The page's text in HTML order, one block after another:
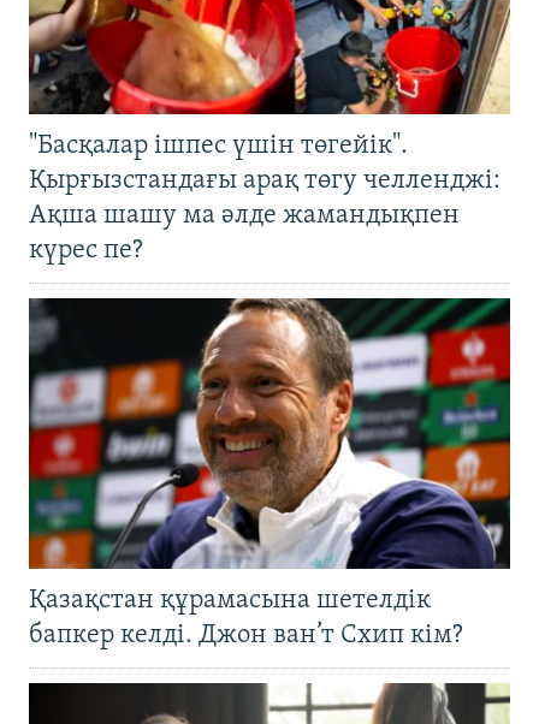
"Басқалар ішпес үшін төгейік".
Қырғызстандағы арақ төгу челленджі:
Ақша шашу ма әлде жамандықпен
күрес пе?
Қазақстан құрамасына шетелдік
бапкер келді. Джон ван’т Схип кім?